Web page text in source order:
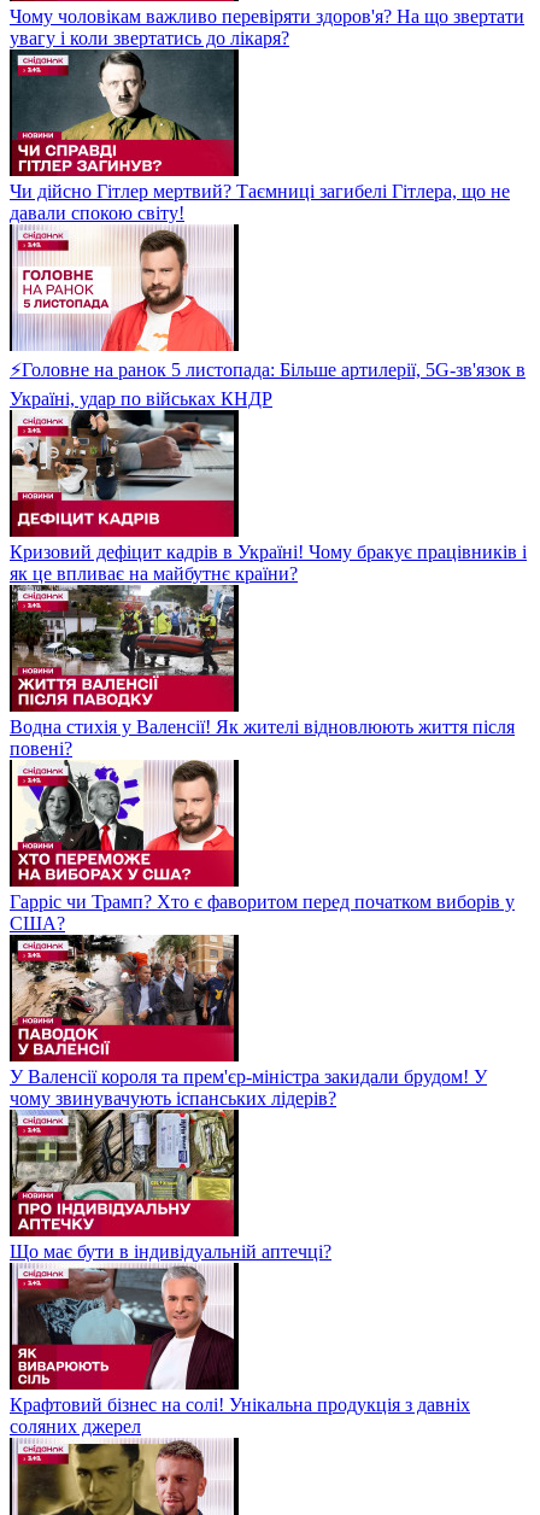
Чому чоловікам важливо перевіряти здоров'я? На що звертати
увагу і коли звертатись до лікаря?
Чи дійсно Гітлер мертвий? Таємниці загибелі Гітлера, що не
давали спокою світу!
⚡Головне на ранок 5 листопада: Більше артилерії, 5G-зв'язок в
Україні, удар по військах КНДР
Кризовий дефіцит кадрів в Україні! Чому бракує працівників і
як це впливає на майбутнє країни?
Водна стихія у Валенсії! Як жителі відновлюють життя після
повені?
Гарріс чи Трамп? Хто є фаворитом перед початком виборів у
США?
У Валенсії короля та прем'єр-міністра закидали брудом! У
чому звинувачують іспанських лідерів?
Що має бути в індивідуальній аптечці?
Крафтовий бізнес на солі! Унікальна продукція з давніх
соляних джерел